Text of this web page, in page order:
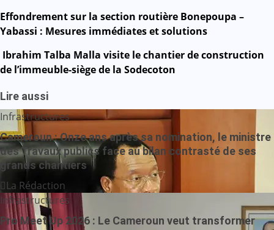
Mail
Navigation
l’article
Effondrement sur la section routière Bonepoupa –
Yabassi : Mesures immédiates et solutions
Ibrahim Talba Malla visite le chantier de construction
de l’immeuble-siège de la Sodecoton
Lire aussi
Infrastructures
Cameroun : Onze ans après sa nomination, le ministre
des Travaux publics face au bilan contrasté de ses
grands chantiers
La Rédaction
Infrastructures
Pro Meet Up 2026 : Le Cameroun veut transformer